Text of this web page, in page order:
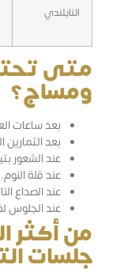
التايلندي
متى
ومساج؟
بعد ساعات
بعد التمارين
عند الشعور
عند قلة النوم.
عند الصداع
عند الجلوس
من أكثر
جلسات